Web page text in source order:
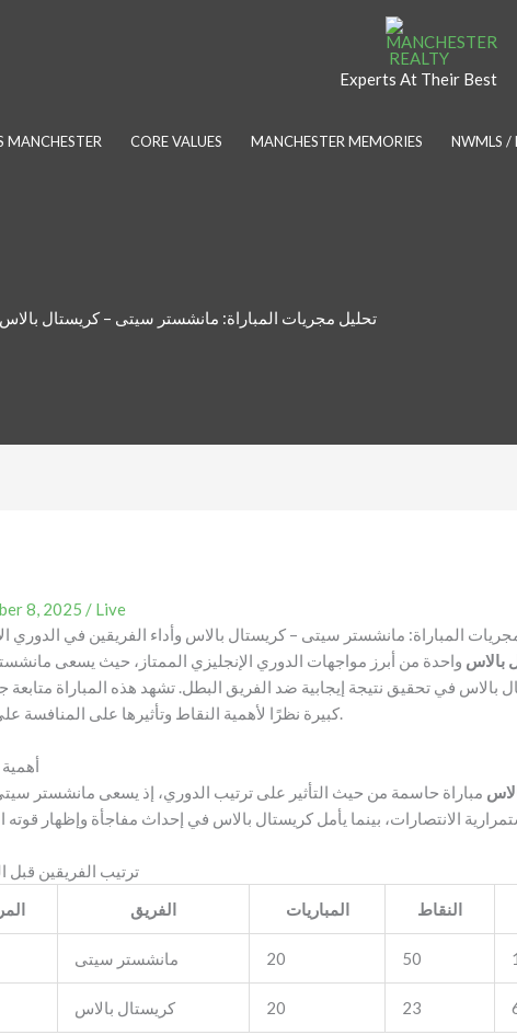
Experts At Their Best
MANCHESTER CORE VALUES MANCHESTER MEMORIES NWMLS /
تحليل مجريات المباراة: مانشستر سيتى – كريستال بالاس
8, 2025 / Live
المباراة: مانشستر سيتى – كريستال بالاس وأداء الفريقين في الدوري
بالاس واحدة من أبرز مواجهات الدوري الإنجليزي الممتاز، حيث يسعى
بالاس في تحقيق نتيجة إيجابية ضد الفريق البطل. تشهد هذه المباراة متابعة
كبيرة نظرًا لأهمية النقاط وتأثيرها على المنافسة على اللقب.
أهمية
مباراة حاسمة من حيث التأثير على ترتيب الدوري، إذ يسعى مانشستر
ترتيب الفريقين قبل
الفريق المباريات النقاط
مانشستر سيتى 20 50
كريستال بالاس 20 23